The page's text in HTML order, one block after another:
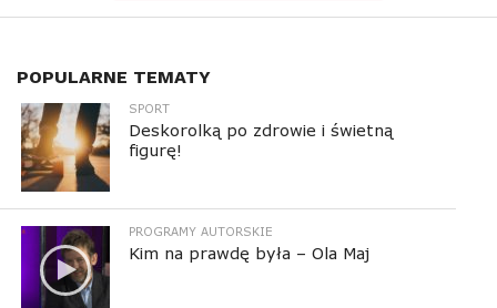
POPULARNE TEMATY
SPORT
Deskorolką po zdrowie i świetną
figurę!
PROGRAMY AUTORSKIE
Kim na prawdę była – Ola Maj